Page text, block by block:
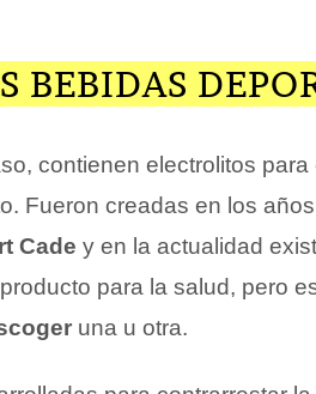
BEBIDAS
contienen electrolitos para
Fueron creadas en los
Cade y en la actualidad
para la salud, pero
una u otra.